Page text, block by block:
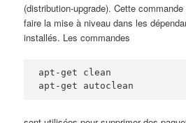
(distribution-upgrade). Cette
faire la mise à niveau dans les
installés. Les commandes
apt-get clean
apt-get autoclean